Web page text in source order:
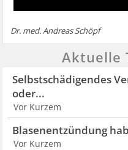
Dr. med. Andreas Schöpf
Aktuelle
Selbstschädigendes
oder...
Vor Kurzem
Blasenentzündung
Vor Kurzem